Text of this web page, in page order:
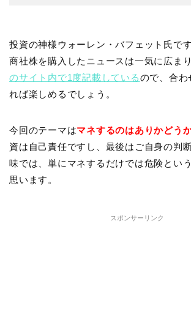
投資の神様ウォーレン・バフェット氏で
商社株を購入したニュースは一気に広ま
のサイト内で1度記載しているので、合わ
れば楽しめるでしょう。
今回のテーマはマネするのはありかどう
資は自己責任ですし、最後はご自身の判
味では、単にマネするだけでは危険とい
思います。
スポンサーリンク